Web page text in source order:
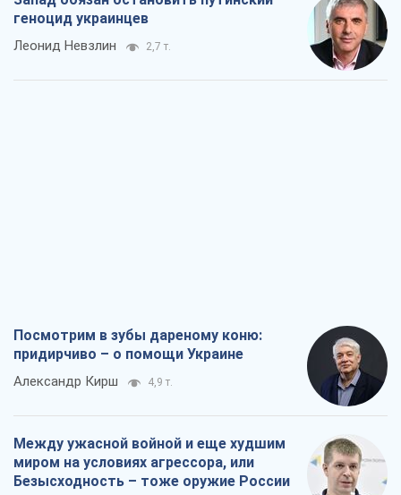
геноцид украинцев
Леонид Невзлин 2,7 т.
Посмотрим в зубы дареному коню:
придирчиво – о помощи Украине
Александр Кирш 4,9 т.
Между ужасной войной и еще худшим
миром на условиях агрессора, или
Безысходность – тоже оружие России